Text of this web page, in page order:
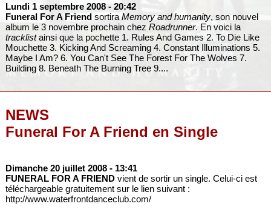
Lundi 1 septembre 2008 - 20:42
Funeral For A Friendsortira Memory and humanity, son nouvel
album le 3 novembre prochain chez Roadrunner. En voici la
tracklistainsi que la pochette 1. Rules And Games 2. To Die Like
Mouchette 3. Kicking And Screaming 4. Constant Illuminations 5.
Maybe I Am? 6. You Can't See The Forest For The Wolves 7.
Building 8. Beneath The Burning Tree 9....
NEWS
Funeral For A Friend en Single
Dimanche 20 juillet 2008 - 13:41
FUNERAL FOR A FRIENDvient de sortir un single. Celui-ci est
téléchargeable gratuitement sur le lien suivant :
http://www.waterfrontdanceclub.com/